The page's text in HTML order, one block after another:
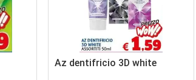
Az dentifricio 3D white